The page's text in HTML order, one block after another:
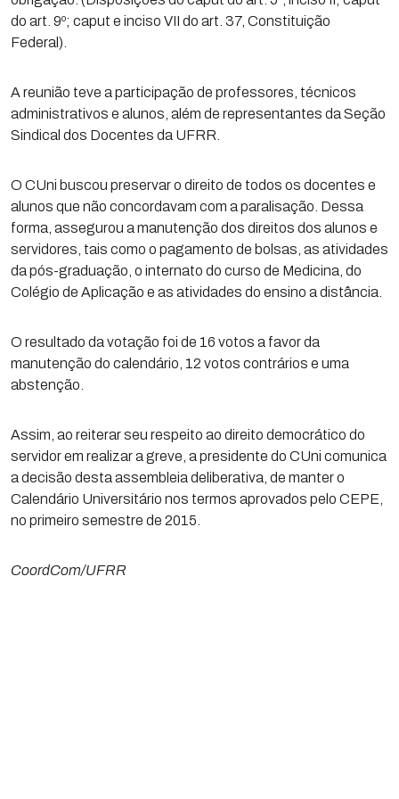
do art. 9º; caput e inciso VII do art. 37, Constituição
Federal).
A reunião teve a participação de professores, técnicos
administrativos e alunos, além de representantes da Seção
Sindical dos Docentes da UFRR.
O CUni buscou preservar o direito de todos os docentes e
alunos que não concordavam com a paralisação. Dessa
forma, assegurou a manutenção dos direitos dos alunos e
servidores, tais como o pagamento de bolsas, as atividades
da pós-graduação, o internato do curso de Medicina, do
Colégio de Aplicação e as atividades do ensino a distância.
O resultado da votação foi de 16 votos a favor da
manutenção do calendário, 12 votos contrários e uma
abstenção.
Assim, ao reiterar seu respeito ao direito democrático do
servidor em realizar a greve, a presidente do CUni comunica
a decisão desta assembleia deliberativa, de manter o
Calendário Universitário nos termos aprovados pelo CEPE,
no primeiro semestre de 2015.
CoordCom/UFRR